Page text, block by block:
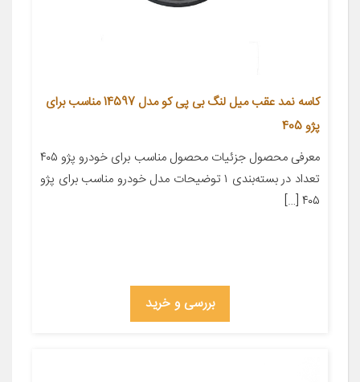
کاسه نمد عقب میل لنگ بی پی کو مدل 14597 مناسب برای
پژو 405
معرفی محصول جزئیات محصول مناسب برای خودرو پژو ۴۰۵
تعداد در بسته‌بندی ۱ توضیحات مدل خودرو مناسب برای پژو
۴۰۵ […]
بررسی و خرید